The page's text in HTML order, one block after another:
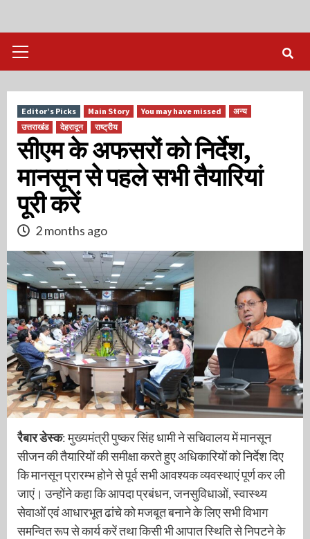
Menu
Editor’s Picks Main Story You may have missed
अन्य
उत्तराखंड
देहरादून राष्ट्रीय
सीएम के अफसरों को निर्देश,
मानसून से पहले सभी तैयारियां
पूरी करें
2 months ago
रैबार डेस्क: मुख्यमंत्री पुष्कर सिंह धामी ने सचिवालय में मानसून
सीजन की तैयारियों की समीक्षा करते हुए अधिकारियों को निर्देश दिए
कि मानसून प्रारम्भ होने से पूर्व सभी आवश्यक व्यवस्थाएं पूर्ण कर ली
जाएं। उन्होंने कहा कि आपदा प्रबंधन, जनसुविधाओं, स्वास्थ्य
सेवाओं एवं आधारभूत ढांचे को मजबूत बनाने के लिए सभी विभाग
समन्वित रूप से कार्य करें तथा किसी भी आपात स्थिति से निपटने के